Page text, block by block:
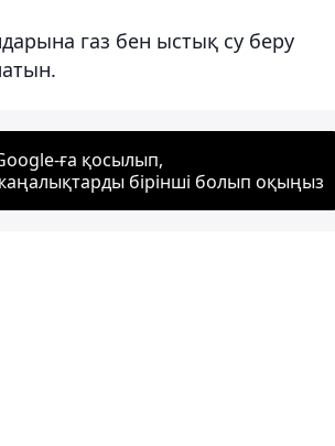
газ бен ыстық су беру
ға қосылып,
бірінші болып оқыңыз